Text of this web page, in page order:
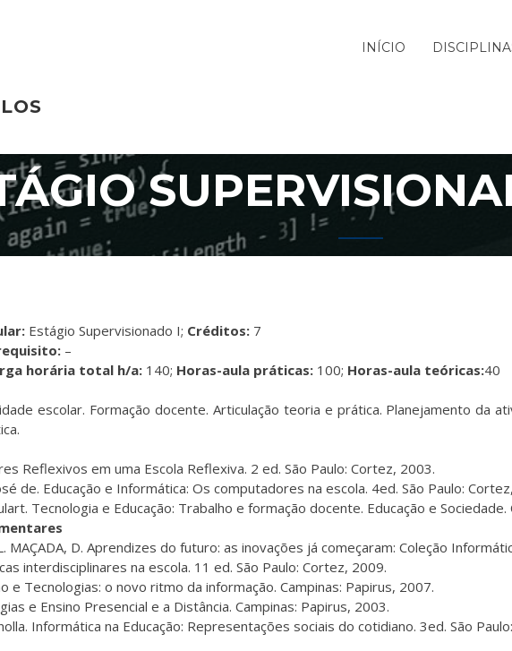
INÍCIO
Estágio Supervisionado I; Créditos: 7
–
ga horária total h/a: 140; Horas-aula práticas: 100; Horas-aula teóricas:40
escolar. Formação docente. Articulação teoria e prática. Planejamento da
Reflexivos em uma Escola Reflexiva. 2 ed. São Paulo: Cortez, 2003.
de. Educação e Informática: Os computadores na escola. 4ed. São Paulo:
Tecnologia e Educação: Trabalho e formação docente. Educação e
MAÇADA, D. Aprendizes do futuro: as inovações já começaram: Coleção
interdisciplinares na escola. 11 ed. São Paulo: Cortez, 2009.
e Tecnologias: o novo ritmo da informação. Campinas: Papirus, 2007.
e Ensino Presencial e a Distância. Campinas: Papirus, 2003.
Informática na Educação: Representações sociais do cotidiano. 3ed. São